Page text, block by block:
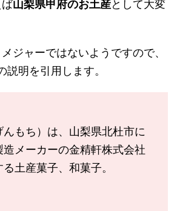
ば山梨県甲府のお土産として大変
ジャーではないようですので、
明を引用します。
もち）は、山梨県北杜市に
メーカーの金精軒株式会社
土産菓子、和菓子。